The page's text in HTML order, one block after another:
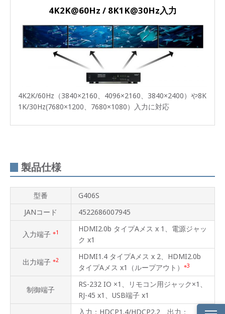
4K2K@60Hz / 8K1K@30Hz入力
4K2K/60Hz（3840×2160、4096×2160、3840×2400）や8K
1K/30Hz(7680×1200、7680×1080）入力に対応
製品仕様
型番
G406S
JANコード
4522686007945
入力端子 ※1
HDMI2.0b タイプAメス x 1、電源ジャッ
ク x1
出力端子 ※2
HDMI1.4 タイプAメス x 2、HDMI2.0b
タイプAメス x1（ループアウト）
※3
制御端子
RS-232 IO ×1、リモコン用ジャック×1、
RJ-45 x1、USB端子 x1
入力：HDCP1.4/HDCP2.2 出力：